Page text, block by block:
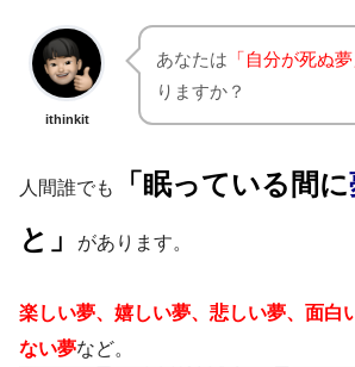
ithinkit
あなたは 「自分が死ぬ夢
りますか？
人間誰でも 「眠っている間に
と」
があります。
楽しい夢、嬉しい夢、悲しい夢、面白
ない夢など。